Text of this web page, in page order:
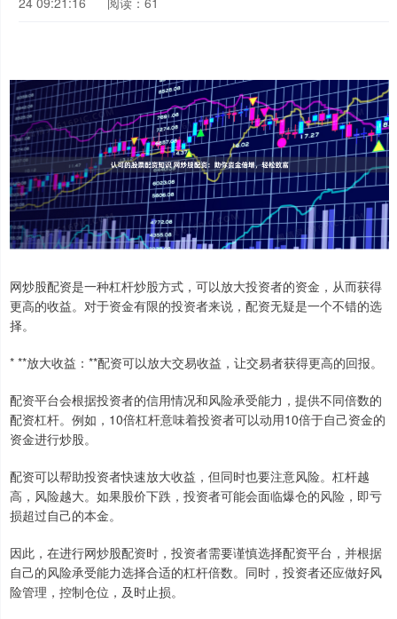
网炒股配资是一种杠杆炒股方式，可以放大投资者的资金，从而获得
更高的收益。对于资金有限的投资者来说，配资无疑是一个不错的选
择。
* **放大收益：**配资可以放大交易收益，让交易者获得更高的回报。
配资平台会根据投资者的信用情况和风险承受能力，提供不同倍数的
配资杠杆。例如，10倍杠杆意味着投资者可以动用10倍于自己资金的
资金进行炒股。
配资可以帮助投资者快速放大收益，但同时也要注意风险。杠杆越
高，风险越大。如果股价下跌，投资者可能会面临爆仓的风险，即亏
损超过自己的本金。
因此，在进行网炒股配资时，投资者需要谨慎选择配资平台，并根据
自己的风险承受能力选择合适的杠杆倍数。同时，投资者还应做好风
险管理，控制仓位，及时止损。